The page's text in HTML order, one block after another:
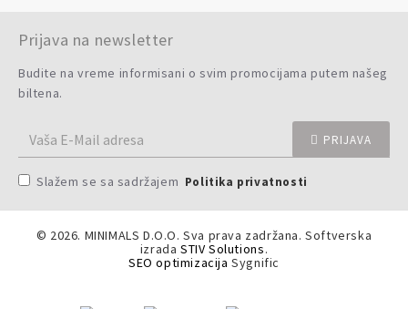
Prijava na newsletter
Budite na vreme informisani o svim promocijama putem našeg
biltena.
PRIJAVA
Slažem se sa sadržajem Politika privatnosti
© 2026. MINIMALS D.O.O. Sva prava zadržana. Softverska
izradaSTIV Solutions.
SEO optimizacija Sygnific